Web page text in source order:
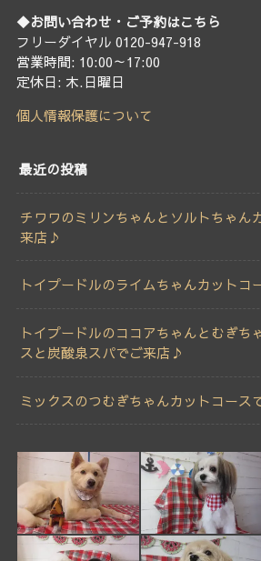
◆お問い合わせ・ご予約はこちら
フリーダイヤル 0120-947-918
営業時間: 10:00～17:00
定休日: 木.日曜日
個人情報保護について
最近の投稿
チワワのミリンちゃんとソルトちゃん
来店♪
トイプードルのライムちゃんカットコ
トイプードルのココアちゃんとむぎち
スと炭酸泉スパでご来店♪
ミックスのつむぎちゃんカットコース